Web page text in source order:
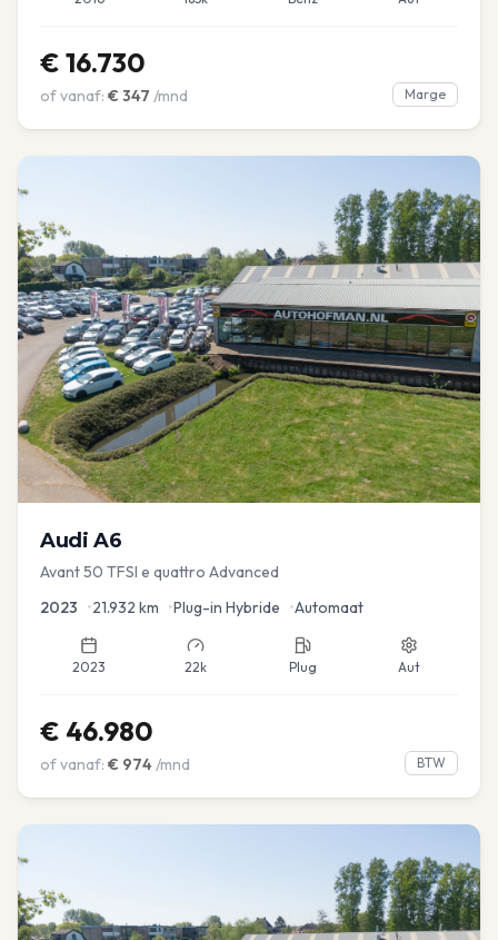
€ 16.730
of vanaf: € 347 /mnd Marge
Audi A6
Avant 50 TFSI e quattro Advanced
2023 •21.932 km •Plug-in Hybride •Automaat
2023 22k Plug Aut
€ 46.980
of vanaf: € 974 /mnd BTW